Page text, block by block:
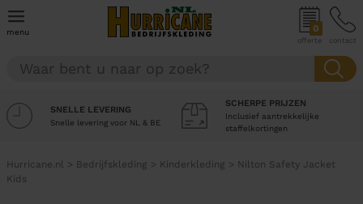
menu 0
offerte contact
SNELLE LEVERING
Snelle levering voor NL & BE
SCHERPE PRIJZEN
Inclusief aantrekkelijke
staffelkortingen
Hurricane.nl > Bedrijfskleding > Kinderkleding > Nilton Safety Jacket
Kids